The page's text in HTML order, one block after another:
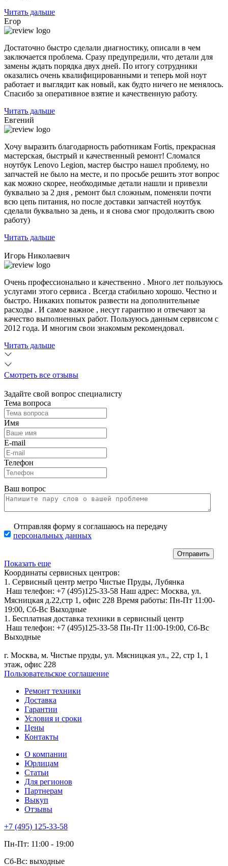
Читать дальше
Егор
Достаточно быстро сделали диагностику, описали в чем
заключается проблема. Сразу предупредили, что детали для
замены ждать порядка двух дней. По итогу сотрудники
оказались очень квалифицированными и теперь мой ноут
работает и выглядит как новый, как будто ничего не менялось.
Спасибо за оперативное взятие и качественную работу.
Читать дальше
Евгений
Хочу выразить благодарность работникам Fortis, прекрасная
мастерская, быстрый и качественный ремонт! Сломался
ноутбук Lenovo Legion, мастер быстро нашел проблему, но
запчастей не было на месте, и по просьбе решить этот вопрос
как можно скорее, необходимые детали нашли и привезли
буквально за 2 дня , ремонт был сложным, поменяли почти
всю цепь питания, но после доставки запчастей ноутбук
сделали буквально за день, и я снова смог продолжить свою
работу)
Читать дальше
Игорь Николаевич
Очень профессионально и качественно . Много лет пользуюсь
услугами этого сервиса . Всегда стабильно хорошо. Честно и
быстро. Никаких попыток развести на дополнительные
расходы . И самое важное , несут гарантию и отвечают за
качество выполненных работ. Пользуюсь данным сервисом с
2012 года. И многим свои знакомым рекомендовал.
Читать дальше
Смотреть все отзывы
Задайте свой вопрос специалисту
Тема вопроса
Имя
E-mail
Телефон
Ваш вопрос
Отправляя форму я соглашаюсь на передачу
персональных данных
Показать еще
Координаты сервисных центров:
1. Сервисный центр метро Чистые Пруды, Лубянка
Наш телефон: +7 (495)125-33-58 Наш адрес: Москва, ул.
Мясницкая д.22,стр 1, офис 228 Время работы: Пн-Пт 11:00-
19:00, Сб-Вс Выходные
1. Бесплатная доставка техники в сервисный центр
Наш телефон: +7 (495)125-33-58 Пн-Пт 11:00-19:00, Сб-Вс
Выходные
г. Москва, м. Чистые пруды, ул. Мясницкая ул., 22, стр 1, 1
этаж, офис 228
Пользовательское соглашение
Ремонт техники
Доставка
Гарантии
Условия и сроки
Цены
Контакты
О компании
Юрлицам
Статьи
Для регионов
Партнерам
Выкуп
Отзывы
+7 (495) 125-33-58
Пн-Пт: 11:00 - 19:00
Сб-Вс: выходные